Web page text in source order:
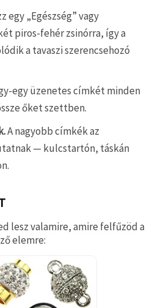
egy „Egészség” vagy
piros-fehér zsinórra, így a
a tavaszi szerencsehozó
egy üzenetes címkét minden
őket szettben.
A nagyobb címkék az
— kulcstartón, táskán
lesz valamire, amire felfűzöd a
elemre: